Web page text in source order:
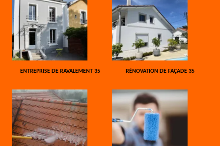
ENTREPRISE DE RAVALEMENT 35 RÉNOVATION DE FAÇADE 35